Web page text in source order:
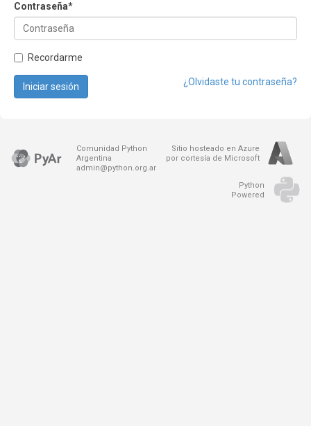
Contraseña*
Recordarme
¿Olvidaste tu contraseña?
Iniciar sesión
Comunidad Python
Argentina
admin@python.org.ar
Sitio hosteado en Azure
por cortesía de Microsoft
Python
Powered